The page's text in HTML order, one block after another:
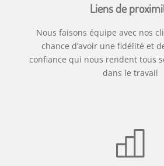
Liens de
Nous faisons équipe avec nos
chance d’avoir une fidélité et
confiance qui nous rendent tous
dans le travail